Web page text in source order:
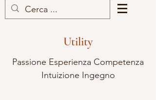
Utility
Passione Esperienza Competenza
Intuizione Ingegno